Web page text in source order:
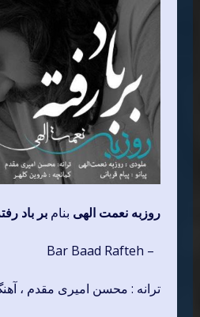
روزبه نعمت الهی بنام بر باد
– Bar Baad Rafteh
ترانه : محسن امیری مقدم ،